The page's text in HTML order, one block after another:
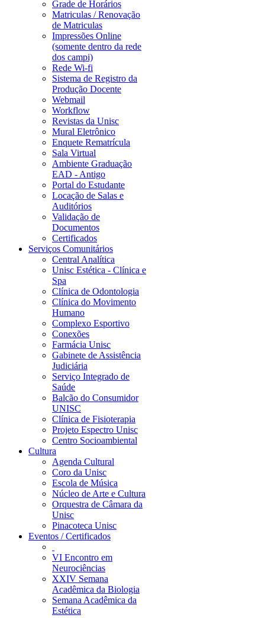
Grade de Horários
Matriculas / Renovação
de Matriculas
Impressões Online
(somente dentro da rede
dos campi)
Rede Wi-fi
Sistema de Registro da
Produção Docente
Webmail
Workflow
Revistas da Unisc
Mural Eletrônico
Enquete Rematrícula
Sala Virtual
Ambiente Graduação
EAD - Antigo
Portal do Estudante
Locação de Salas e
Auditórios
Validação de
Documentos
Certificados
Serviços Comunitários
Central Analítica
Unisc Estética - Clínica e
Spa
Clínica de Odontologia
Clínica do Movimento
Humano
Complexo Esportivo
Conexões
Farmácia Unisc
Gabinete de Assistência
Judiciária
Serviço Integrado de
Saúde
Balcão do Consumidor
UNISC
Clínica de Fisioterapia
Projeto Espectro Unisc
Centro Socioambiental
Cultura
Agenda Cultural
Coro da Unisc
Escola de Música
Núcleo de Arte e Cultura
Orquestra de Câmara da
Unisc
Pinacoteca Unisc
Eventos / Certificados
VI Encontro em
Neurociências
XXIV Semana
Acadêmica da Biologia
Semana Acadêmica da
Estética